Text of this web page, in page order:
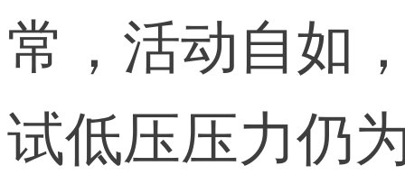
常，活动自如
试低压压力仍